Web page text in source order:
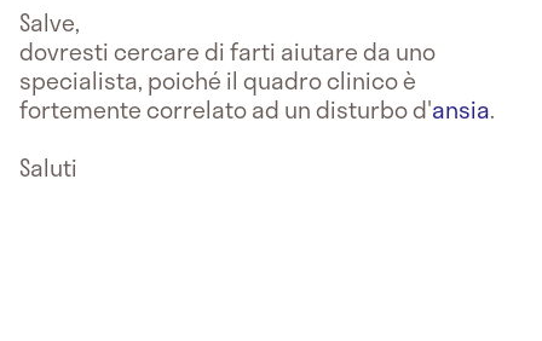
Salve,
dovresti cercare di farti aiutare da uno
specialista, poiché il quadro clinico è
fortemente correlato ad un disturbo d'ansia.
Saluti